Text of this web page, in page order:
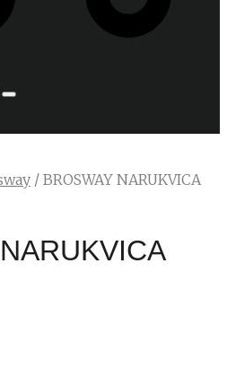
/ BROSWAY NARUKVICA